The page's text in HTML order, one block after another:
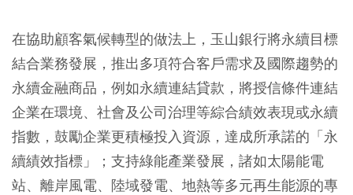
在協助顧客氣候轉型的做法上，玉山銀行將永續目標
結合業務發展，推出多項符合客戶需求及國際趨勢的
永續金融商品，例如永續連結貸款，將授信條件連結
企業在環境、社會及公司治理等綜合績效表現或永續
指數，鼓勵企業更積極投入資源，達成所承諾的「永
續績效指標」；支持綠能產業發展，諸如太陽能電
站、離岸風電、陸域發電、地熱等多元再生能源的專